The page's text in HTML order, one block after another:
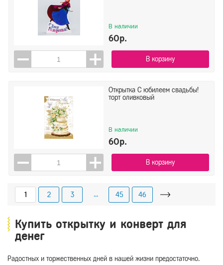
В наличии
60р.
В корзину
Открытка С юбилеем свадьбы!
торт оливковый
В наличии
60р.
В корзину
1 2 3 ... 45 46
Купить открытку и конверт для
денег
Радостных и торжественных дней в нашей жизни предостаточно.